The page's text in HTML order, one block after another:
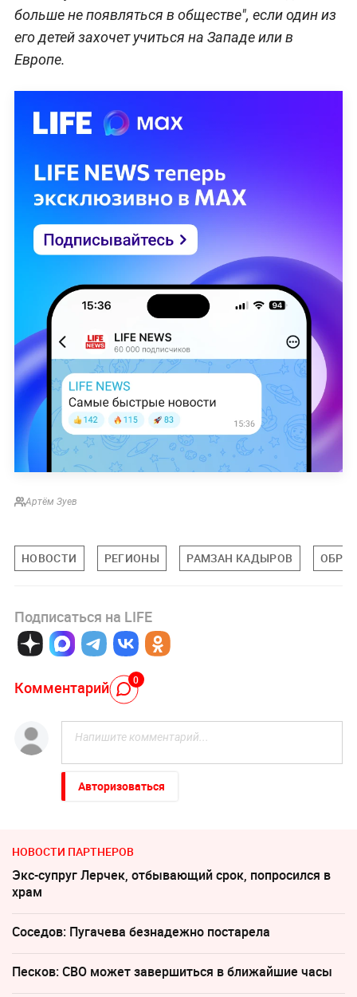
больше не появляться в обществе", если один из
его детей захочет учиться на Западе или в
Европе.
Артём Зуев
НОВОСТИ РЕГИОНЫ РАМЗАН КАДЫРОВ
Подписаться на LIFE
Комментарий 0
Авторизоваться
НОВОСТИ ПАРТНЕРОВ
Экс-супруг Лерчек, отбывающий срок, попросился в
храм
Соседов: Пугачева безнадежно постарела
Песков: СВО может завершиться в ближайшие часы